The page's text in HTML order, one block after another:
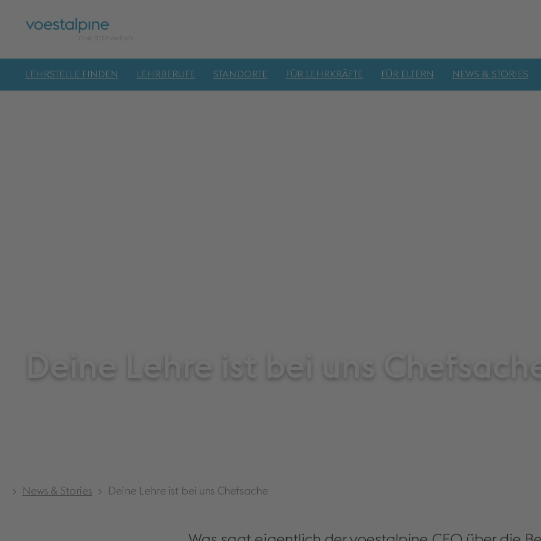
LEHRSTELLE FINDEN LEHRBERUFE STANDORTE FÜR LEHRKRÄFTE FÜR ELTERN NEWS & STORIES
Deine Lehre ist bei uns
> News & Stories > Deine Lehre ist bei uns Chefsache